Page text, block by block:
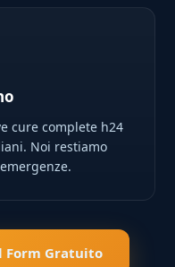
cure complete h24
Noi restiamo
Form Gratuito